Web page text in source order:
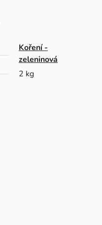
Koření -
zeleninová
2 kg